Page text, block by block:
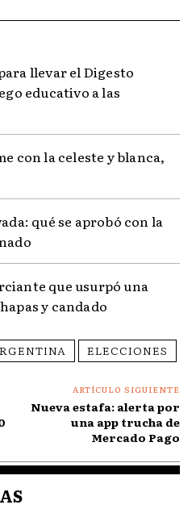
llevar el Digesto
educativo a las
con la celeste y blanca,
qué se aprobó con la
que usurpó una
y candado
ELECCIONES
ARTÍCULO SIGUIENTE
Nueva estafa: alerta por
una app trucha de
Mercado Pago